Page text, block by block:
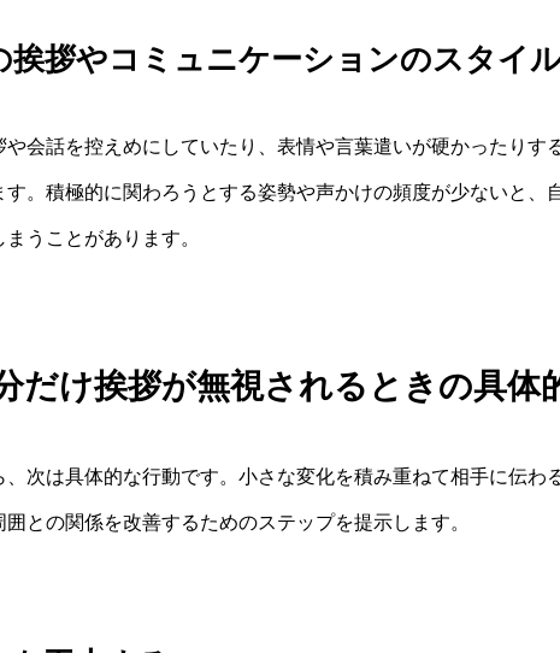
挨拶やコミュニケーションのスタイ
や会話を控えめにしていたり、表情や言葉遣いが硬かったりす
す。積極的に関わろうとする姿勢や声かけの頻度が少ないと、
うことがあります。
だけ挨拶が無視されるときの具体
、次は具体的な行動です。小さな変化を積み重ねて相手に伝わ
との関係を改善するためのステップを提示します。